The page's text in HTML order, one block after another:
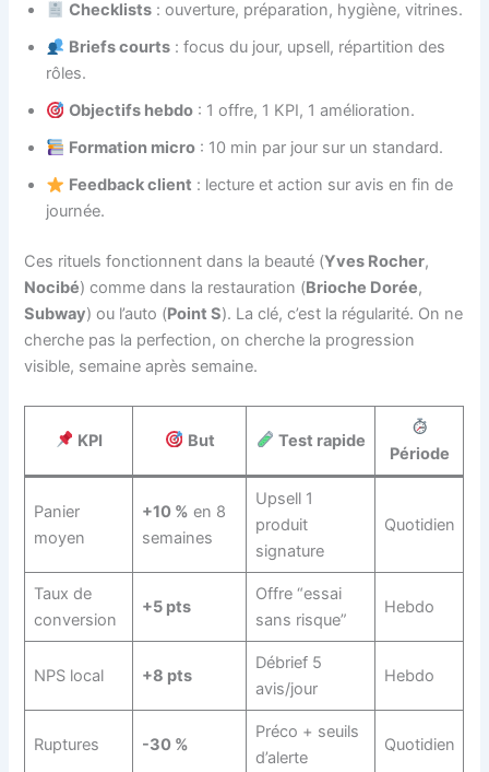
Checklists : ouverture, préparation, hygiène, vitrines.
Briefs courts : focus du jour, upsell, répartition des
rôles.
Objectifs hebdo : 1 offre, 1 KPI, 1 amélioration.
Formation micro : 10 min par jour sur un standard.
Feedback client : lecture et action sur avis en fin de
journée.
Ces rituels fonctionnent dans la beauté (Yves Rocher,
Nocibé) comme dans la restauration (Brioche Dorée,
Subway) ou l’auto (Point S). La clé, c’est la régularité. On ne
cherche pas la perfection, on cherche la progression
visible, semaine après semaine.
KPI But Test rapide
Période
Panier
moyen
+10 % en 8
semaines
Upsell 1
produit
signature
Quotidien
Taux de
conversion
+5 pts
Offre “essai
sans risque”
Hebdo
NPS local +8 pts
Débrief 5
avis/jour
Hebdo
Ruptures -30 %
Préco + seuils
d’alerte
Quotidien